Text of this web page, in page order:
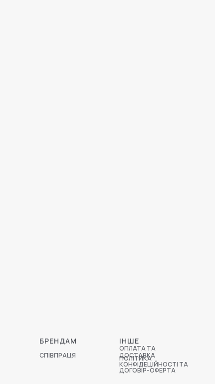
СПІВПРАЦЯ
БРЕНДАМ
ОПЛАТА ТА
ДОСТАВКА
ПОЛІТИКА
КОНФІДЕЦІЙНОСТІ ТА
ДОГОВІР-ОФЕРТА
ІНШЕ